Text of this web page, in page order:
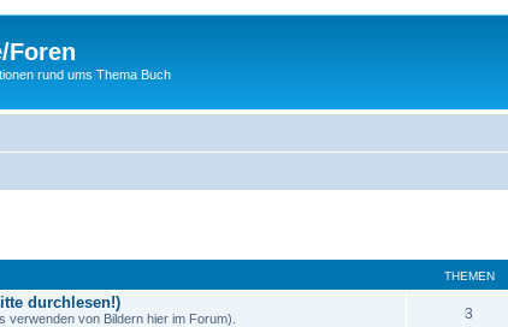
Foren
rund ums Thema Buch
THEMEN
durchlesen!)
von Bildern hier im Forum). 3